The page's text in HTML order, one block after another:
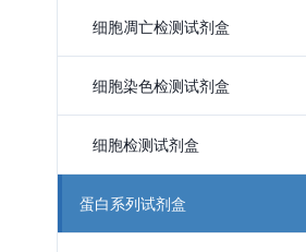
细胞凋亡检测试剂盒
细胞染色检测试剂盒
细胞检测试剂盒
蛋白系列试剂盒